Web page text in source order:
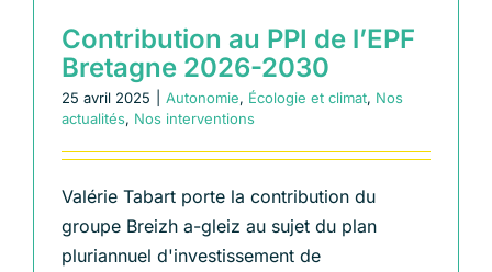
Contribution au PPI de l’EPF
Bretagne 2026-2030
25 avril 2025 Autonomie, Écologie et climat, Nos
actualités, Nos interventions
Valérie Tabart porte la contribution du
groupe Breizh a-gleiz au sujet du plan
pluriannuel d'investissement de